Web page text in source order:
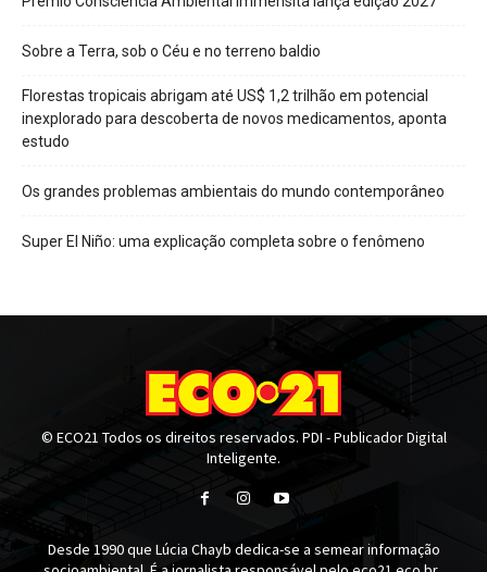
Sobre a Terra, sob o Céu e no terreno baldio
Florestas tropicais abrigam até US$ 1,2 trilhão em potencial
inexplorado para descoberta de novos medicamentos, aponta
estudo
Os grandes problemas ambientais do mundo contemporâneo
Super El Niño: uma explicação completa sobre o fenômeno
© ECO21 Todos os direitos reservados. PDI - Publicador Digital
Inteligente.
Desde 1990 que Lúcia Chayb dedica-se a semear informação